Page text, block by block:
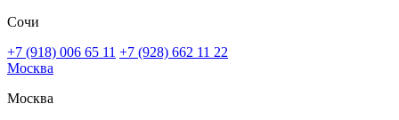
Сочи
+7 (918) 006 65 11 +7 (928) 662 11 22
Москва
Москва